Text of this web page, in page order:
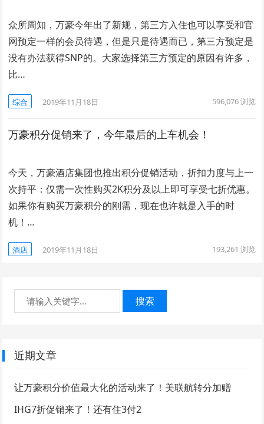
众所周知，万豪今年出了新规，第三方入住也可以享受和官
网预定一样的会员待遇，但是只是待遇而已，第三方预定是
没有办法获得SNP的。大家选择第三方预定的原因有许多，
比…
综合 2019年11月18日 596,076浏览
万豪积分促销来了，今年最后的上车机会！
今天，万豪酒店集团也推出积分促销活动，折扣力度与上一
次持平：仅需一次性购买2K积分及以上即可享受七折优惠。
如果你有购买万豪积分的刚需，现在也许就是入手的时
机！…
酒店 2019年11月18日 193,261 浏览
搜索
近期文章
让万豪积分价值最大化的活动来了！美联航转分加赠
IHG7折促销来了！还有住3付2